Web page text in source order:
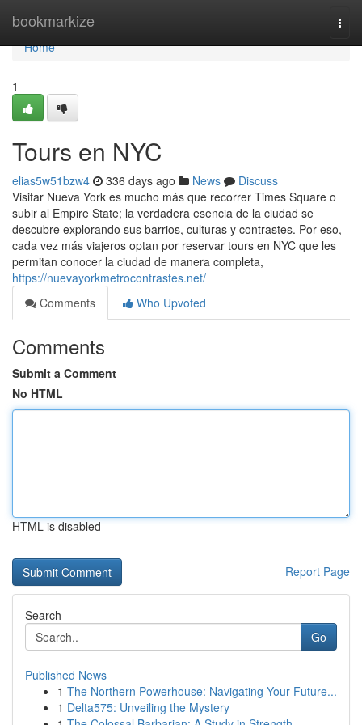
bookmarkize
Home
Home
1
Tours en NYC
elias5w51bzw4 336 days ago News
Discuss
Visitar Nueva York es mucho más que recorrer Times Square o
subir al Empire State; la verdadera esencia de la ciudad se
descubre explorando sus barrios, culturas y contrastes. Por eso,
cada vez más viajeros optan por reservar tours en NYC que les
permitan conocer la ciudad de manera completa,
https://nuevayorkmetrocontrastes.net/
Comments
Who Upvoted
Comments
Submit a Comment
No HTML
HTML is disabled
Report Page
Search
Go
Published News
1 The Northern Powerhouse: Navigating Your Future...
1 Delta575: Unveiling the Mystery